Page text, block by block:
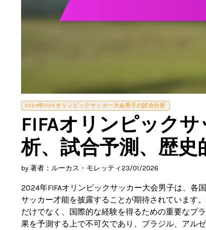
2024年FIFAオリンピックサッカー大会男子の試合分析
FIFAオリンピック
析、試合予測、歴史
by 著者：ルーカス・モレッティ23/01/2026
2024年FIFAオリンピックサッカー大会男子は、
サッカー才能を披露することが期待されています
だけでなく、国際的な経験を得るための重要なプ
果を予測する上で不可欠であり、ブラジル、アル